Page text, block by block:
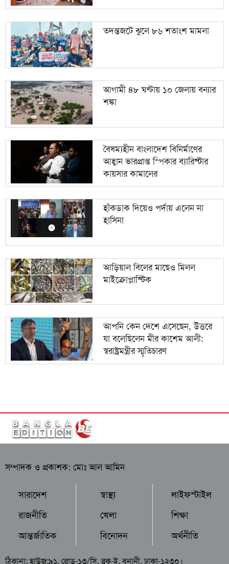
তদন্তজটে ঝুলে ৮৬ শতাংশ মামলা
আগামী ৪৮ ঘণ্টায় ১০ জেলায় বন্যার
শঙ্কা
বৈষম্যহীন বাংলাদেশ বিনির্মাণের
আহ্বান ভারপ্রাপ্ত স্পিকার ব্যারিস্টার
কায়সার কামালের
হাঁকডাক দিয়েও পর্দায় এলেন না
হাসিনা
আড়িয়াল বিলের মাছেও মিলল
মাইক্রোপ্লাস্টিক
আপনি কেন দেশে এসেছেন, উত্তরে
যা বলেছিলেন মীর কাশেম আলী:
স্বরাষ্ট্রমন্ত্রীর স্মৃতিচারণ
সম্পাদক ও প্রকাশক: মোঃ আল আমিন
সারাদেশ
রাজনীতি
আন্তর্জাতিক
স্বাস্থ্য
খেলা
বিনোদন
লাইফস্টাইল
শিক্ষা
অর্থনীতি
ঠিকানা: হাউজ:৯১, রোড-১৩/সি, ব্লক-ই, বনানী, ঢাকা-১২৩০।